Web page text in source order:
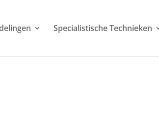
Specialistische Technieken